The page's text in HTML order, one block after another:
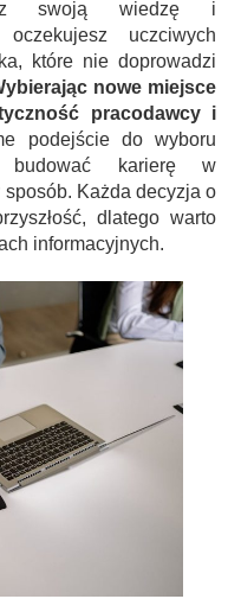
swoją wiedzę i
uczciwych
które nie doprowadzi
nowe miejsce
pracodawcy i
podejście do wyboru
budować karierę w
Każda decyzja o
dlatego warto
informacyjnych.